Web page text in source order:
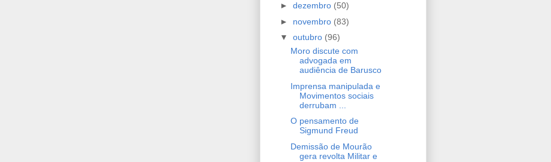
► dezembro (50)
► novembro (83)
▼ outubro (96)
Moro discute com
advogada em
audiência de Barusco
Imprensa manipulada e
Movimentos sociais
derrubam ...
O pensamento de
Sigmund Freud
Demissão de Mourão
gera revolta Militar e